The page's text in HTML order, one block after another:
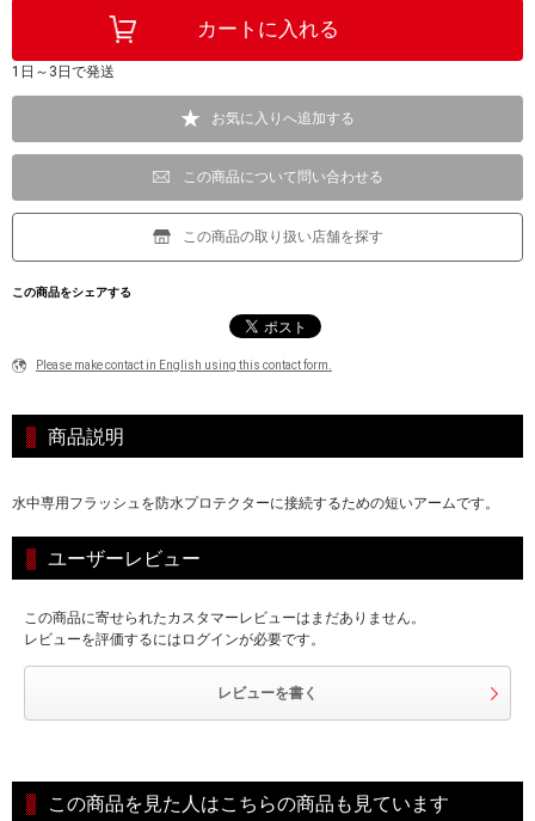
1日～3日で発送
お気に入りへ追加する
この商品について問い合わせる
この商品の取り扱い店舗を探す
この商品をシェアする
Please make contact in English using this contact form.
商品説明
水中専用フラッシュを防水プロテクターに接続するための短いアームです。
ユーザーレビュー
この商品に寄せられたカスタマーレビューはまだありません。
レビューを評価するにはログインが必要です。
レビューを書く
この商品を見た人はこちらの商品も見ています